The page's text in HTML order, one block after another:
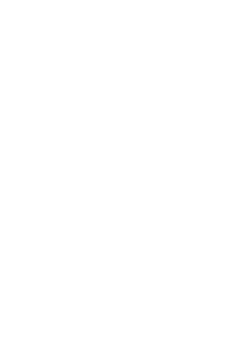
Financieras Interbancarias
por letras y números. El BIC es
casos, optan tener un código
XXX, se refiere a la sede bancaria
la cuenta de su destinatario y anular
y pedir que se anule la transferencia.